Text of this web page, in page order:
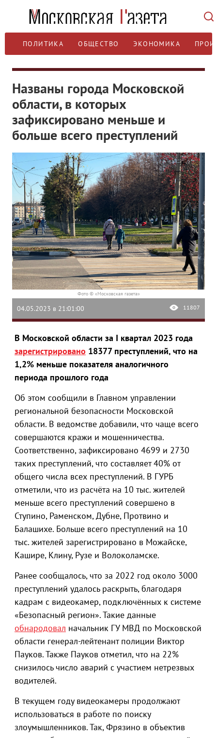
ПОЛИТИКА ОБЩЕСТВО ЭКОНОМИКА
Названы города Московской
области, в которых
зафиксировано меньше и
больше всего преступлений
Фото © «Московская газета»
04.05.2023 в 21:01:00 11807
В Московской области за I квартал 2023 года
зарегистрировано 18377 преступлений, что на
1,2% меньше показателя аналогичного
периода прошлого года
Об этом сообщили в Главном управлении
региональной безопасности Московской
области. В ведомстве добавили, что чаще всего
совершаются кражи и мошенничества.
Соответственно, зафиксировано 4699 и 2730
таких преступлений, что составляет 40% от
общего числа всех преступлений. В ГУРБ
отметили, что из расчёта на 10 тыс. жителей
меньше всего преступлений совершено в
Ступино, Раменском, Дубне, Протвино и
Балашихе. Больше всего преступлений на 10
тыс. жителей зарегистрировано в Можайске,
Кашире, Клину, Рузе и Волоколамске.
Ранее сообщалось, что за 2022 год около 3000
преступлений удалось раскрыть, благодаря
кадрам с видеокамер, подключённых к системе
«Безопасный регион». Такие данные
обнародовал начальник ГУ МВД по Московской
области генерал-лейтенант полиции Виктор
Пауков. Также Пауков отметил, что на 22%
снизилось число аварий с участием нетрезвых
водителей.
В текущем году видеокамеры продолжают
использоваться в работе по поиску
злоумышленников. Так, Фрязино в объектив